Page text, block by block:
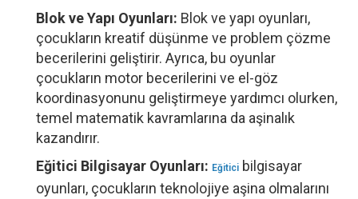
Blok ve Yapı Oyunları: Blok ve yapı oyunları,
çocukların kreatif düşünme ve problem çözme
becerilerini geliştirir. Ayrıca, bu oyunlar
çocukların motor becerilerini ve el-göz
koordinasyonunu geliştirmeye yardımcı olurken,
temel matematik kavramlarına da aşinalık
kazandırır.
Eğitici Bilgisayar Oyunları: Eğitici bilgisayar
oyunları, çocukların teknolojiye aşina olmalarını